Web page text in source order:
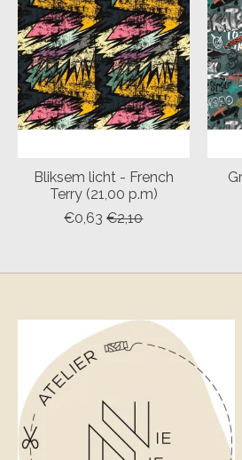
Bliksem licht - French
Terry (21,00 p.m)
€0,63 €2,10